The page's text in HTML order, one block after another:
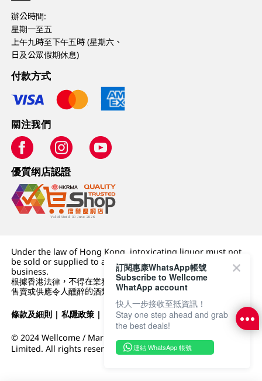
辦公時間:
星期一至五
上午九時至下午五時 (星期六、
日及公眾假期休息)
付款方式
關注我們
優質纲店認證
Under the law of Hong Kong, intoxicating liquor must not
be sold or supplied to a minor (under 18) in the course of
business.
根據香港法律，不得在業務過程中，向未成年人 (18 歲以下人士)
售賣或供應令人醺醉的酒類。
條款及細則 |私隱政策 | DFI零售集團
© 2024 Wellcome / Market Place. The Dairy Farm Company
Limited. All rights reserved.
訂閱惠康WhatsApp帳號
Subscribe to Wellcome
WhatApp account
快人一步接收至抵資訊！
Stay one step ahead and grab
the best deals!
連結 WhatsApp 帳號